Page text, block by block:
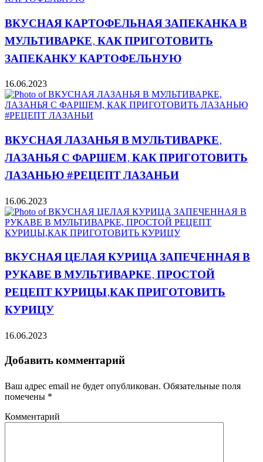
ВКУСНАЯ КАРТОФЕЛЬНАЯ ЗАПЕКАНКА В
МУЛЬТИВАРКЕ, КАК ПРИГОТОВИТЬ
ЗАПЕКАНКУ КАРТОФЕЛЬНУЮ
16.06.2023
ВКУСНАЯ ЛАЗАНЬЯ В МУЛЬТИВАРКЕ,
ЛАЗАНЬЯ С ФАРШЕМ, КАК ПРИГОТОВИТЬ
ЛАЗАНЬЮ #РЕЦЕПТ ЛАЗАНЬИ
16.06.2023
ВКУСНАЯ ЦЕЛАЯ КУРИЦА ЗАПЕЧЕННАЯ В
РУКАВЕ В МУЛЬТИВАРКЕ, ПРОСТОЙ
РЕЦЕПТ КУРИЦЫ,КАК ПРИГОТОВИТЬ
КУРИЦУ
16.06.2023
Добавить комментарий
Ваш адрес email не будет опубликован. Обязательные поля
помечены *
Комментарий